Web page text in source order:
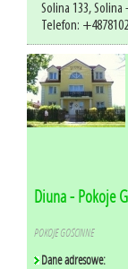
Solina 133, Solina
Telefon:
Diuna - Pokoje
POKOJE GOŚCINNE
Dane adresowe: